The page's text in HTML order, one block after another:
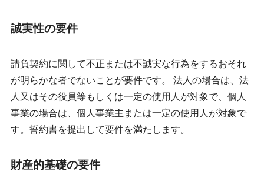
誠実性の要件
請負契約に関して不正または不誠実な行為をするおそれ
が明らかな者でないことが要件です。 法人の場合は、法
人又はその役員等もしくは一定の使用人が対象で、個人
事業の場合は、個人事業主または一定の使用人が対象で
す。誓約書を提出して要件を満たします。
財産的基礎の要件